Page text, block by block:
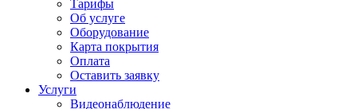
Тарифы
Об услуге
Оборудование
Карта покрытия
Оплата
Оставить заявку
Услуги
Видеонаблюдение